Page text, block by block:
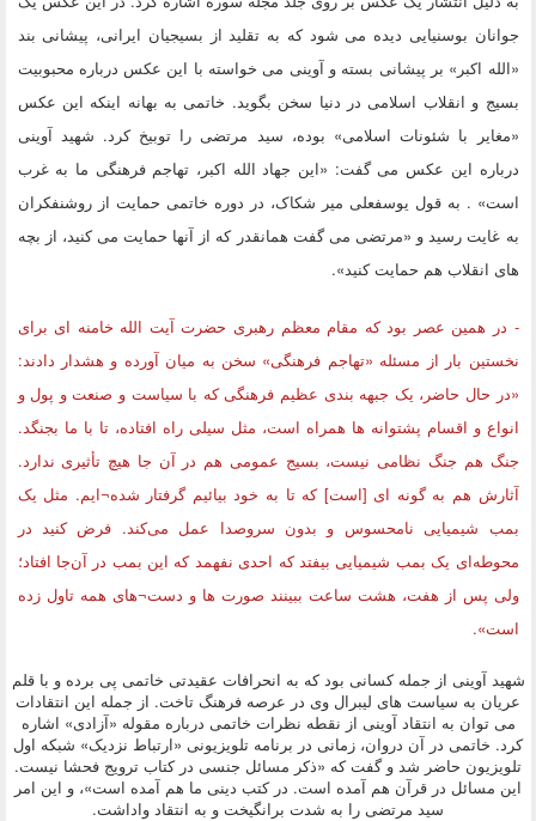
جوانان بوسنیایی دیده می شود که به تقلید از بسیجیان ایرانی، پیشانی بند
«الله اکبر» بر پیشانی بسته و آوینی می خواسته با این عکس درباره محبوبیت
بسیج و انقلاب اسلامی در دنیا سخن بگوید. خاتمی به بهانه اینکه این عکس
«مغایر با شئونات اسلامی» بوده، سید مرتضی را توبیخ کرد. شهید آوینی
درباره این عکس می گفت: «این جهاد الله اکبر، تهاجم فرهنگی ما به غرب
است» . به قول یوسفعلی میر شکاک، در دوره خاتمی حمایت از روشنفکران
به غایت رسید و «مرتضی می گفت همانقدر که از آنها حمایت می کنید، از بچه
های انقلاب هم حمایت کنید».
- در همین عصر بود که مقام معظم رهبری حضرت آیت الله خامنه ای برای
نخستین بار از مسئله «تهاجم فرهنگی» سخن به میان آورده و هشدار دادند:
«در حال حاضر، یک جبهه بندی عظیم فرهنگی که با سیاست و صنعت و پول و
انواع و اقسام پشتوانه ها همراه است، مثل سیلی راه افتاده، تا با ما بجنگد.
جنگ هم جنگ نظامی نیست، بسیج عمومی هم در آن جا هیچ تأثیری ندارد.
آثارش هم به گونه ای [است] که تا به خود بیائیم گرفتار شده¬ایم. مثل‌ یک‌
بمب‌ شیمیایی‌ نامحسوس‌ و بدون‌ سروصدا عمل‌ می‌کند. فرض‌ کنید در
محوطه‌ای‌ یک‌ بمب‌ شیمیایی‌ بیفتد که‌ احدی‌ نفهمد که‌ این‌ بمب‌ در آن‌جا افتاد؛
ولی‌ پس‌ از هفت‌، هشت‌ ساعت‌ ببینند صورت ها و دست¬های‌ همه‌ تاول‌ زده‌
است».
شهید آوینی از جمله کسانی بود که به انحرافات عقیدتی خاتمی پی برده و با قلم
عریان به سیاست های لیبرال وی در عرصه فرهنگ تاخت. از جمله این انتقادات
می توان به انتقاد آوینی از نقطه نظرات خاتمی درباره مقوله «آزادی» اشاره
کرد. خاتمی در آن دروان، زمانی در برنامه تلویزیونی «ارتباط نزدیک» شبکه اول
تلویزیون حاضر شد و گفت که «ذکر مسائل جنسی در کتاب ترویج فحشا نیست.
این مسائل در قرآن هم آمده است. در کتب دینی ما هم آمده است»، و این امر
سید مرتضی را به شدت برانگیخت و به انتقاد واداشت.